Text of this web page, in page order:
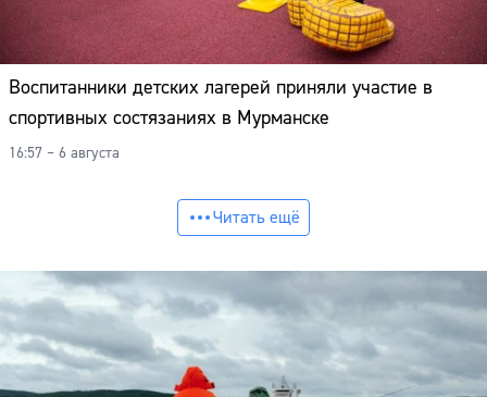
Воспитанники детских лагерей приняли участие в
спортивных состязаниях в Мурманске
16:57 – 6 августа
Читать ещё